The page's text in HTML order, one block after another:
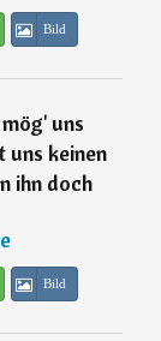
Bild
uns
uns keinen
ihn doch
Bild